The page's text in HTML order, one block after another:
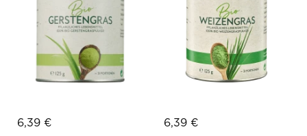
6,39 € 6,39 €